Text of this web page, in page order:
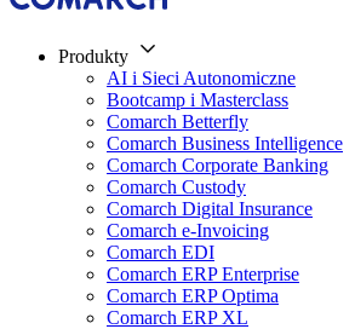
Produkty
AI i Sieci Autonomiczne
Bootcamp i Masterclass
Comarch Betterfly
Comarch Business Intelligence
Comarch Corporate Banking
Comarch Custody
Comarch Digital Insurance
Comarch e-Invoicing
Comarch EDI
Comarch ERP Enterprise
Comarch ERP Optima
Comarch ERP XL